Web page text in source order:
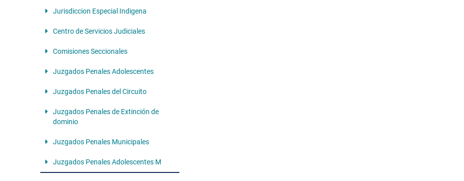
Jurisdiccion Especial Indigena
Centro de Servicios Judiciales
Comisiones Seccionales
Juzgados Penales Adolescentes
Juzgados Penales del Circuito
Juzgados Penales de Extinción de
dominio
Juzgados Penales Municipales
Juzgados Penales Adolescentes M